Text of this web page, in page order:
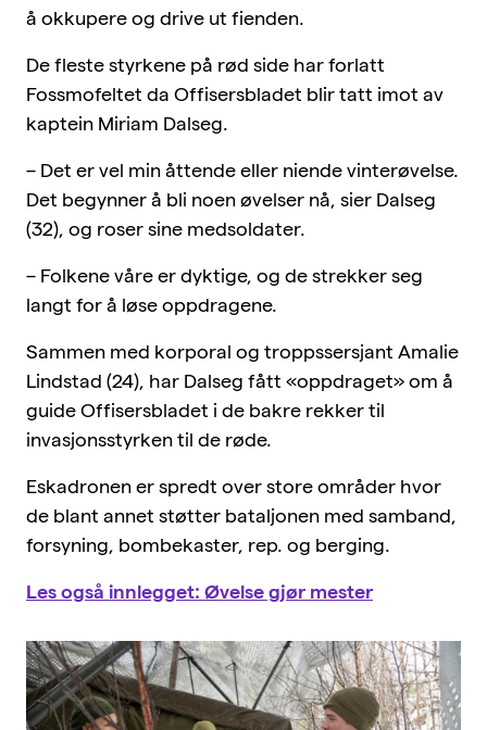
å okkupere og drive ut fienden.
De fleste styrkene på rød side har forlatt
Fossmofeltet da Offisersbladet blir tatt imot av
kaptein Miriam Dalseg.
– Det er vel min åttende eller niende vinterøvelse.
Det begynner å bli noen øvelser nå, sier Dalseg
(32), og roser sine medsoldater.
– Folkene våre er dyktige, og de strekker seg
langt for å løse oppdragene.
Sammen med korporal og troppssersjant Amalie
Lindstad (24), har Dalseg fått «oppdraget» om å
guide Offisersbladet i de bakre rekker til
invasjonsstyrken til de røde.
Eskadronen er spredt over store områder hvor
de blant annet støtter bataljonen med samband,
forsyning, bombekaster, rep. og berging.
Les også innlegget: Øvelse gjør mester